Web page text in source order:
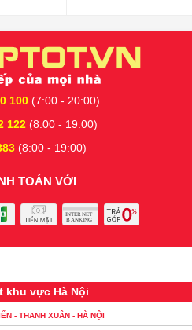
100 (7:00 - 20:00)
122 (8:00 - 19:00)
(8:00 - 19:00)
TOÁN VỚI
khu vực Hà Nội
- THANH XUÂN - HÀ NỘI